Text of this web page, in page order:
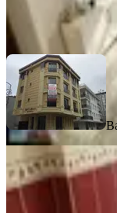
Barış Emlakdoğukan
Ara